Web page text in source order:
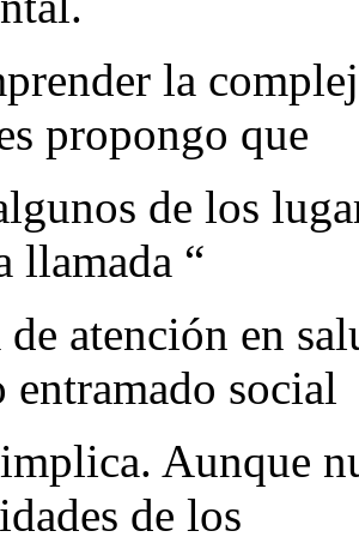
la
propongo que
de los
llamada “
de atención en
entramado social
Aunque
de los